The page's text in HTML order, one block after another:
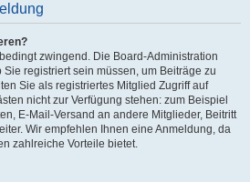
zwingend. Die Board-Administration
registriert sein müssen, um Beiträge zu
Sie als registriertes Mitglied Zugriff auf
nicht zur Verfügung stehen: zum Beispiel
E-Mail-Versand an andere Mitglieder, Beitritt
Wir empfehlen Ihnen eine Anmeldung, da
zahlreiche Vorteile bietet.